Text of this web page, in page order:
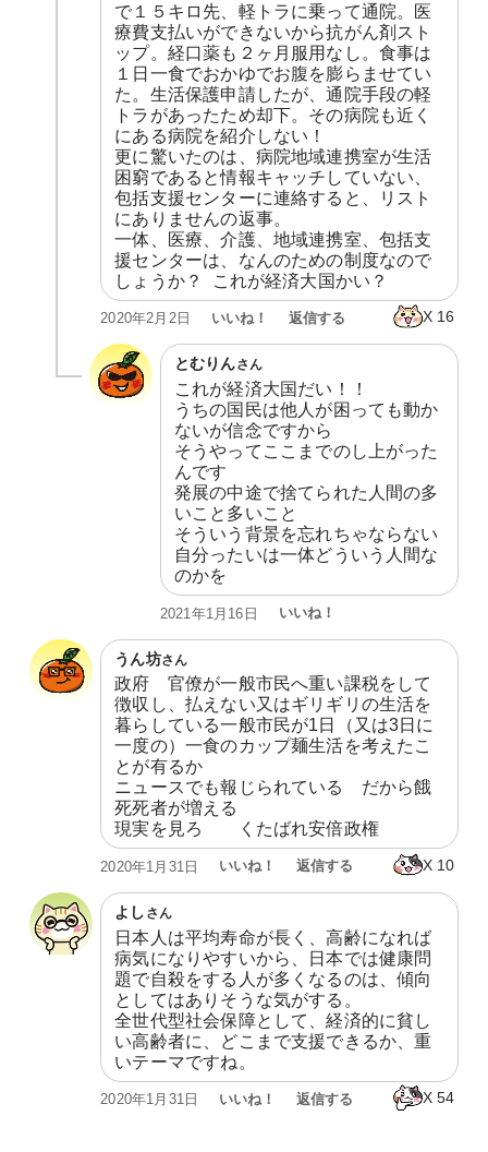
で１５キロ先、軽トラに乗って通院。医
療費支払いができないから抗がん剤スト
ップ。経口薬も２ヶ月服用なし。食事は
１日一食でおかゆでお腹を膨らませてい
た。生活保護申請したが、通院手段の軽
トラがあったため却下。その病院も近く
にある病院を紹介しない！
更に驚いたのは、病院地域連携室が生活
困窮であると情報キャッチしていない、
包括支援センターに連絡すると、リスト
にありませんの返事。
一体、医療、介護、地域連携室、包括支
援センターは、なんのための制度なので
しょうか？  これが経済大国かい？
X 16
2020年2月2日 いいね！ 返信する
とむりんさん
これが経済大国だい！！
うちの国民は他人が困っても動か
ないが信念ですから
そうやってここまでのし上がった
んです
発展の中途で捨てられた人間の多
いこと多いこと
そういう背景を忘れちゃならない
自分ったいは一体どういう人間な
のかを
2021年1月16日 いいね！
うん坊さん
政府　官僚が一般市民へ重い課税をして
徴収し、払えない又はギリギリの生活を
暮らしている一般市民が1日（又は3日に
一度の）一食のカップ麺生活を考えたこ
とが有るか
ニュースでも報じられている　だから餓
死死者が増える
現実を見ろ　　くたばれ安倍政権
X 10
2020年1月31日 いいね！ 返信する
よし さん
日本人は平均寿命が長く、高齢になれば
病気になりやすいから、日本では健康問
題で自殺をする人が多くなるのは、傾向
としてはありそうな気がする。
全世代型社会保障として、経済的に貧し
い高齢者に、どこまで支援できるか、重
いテーマですね。
X54
2020年1月31日 いいね！ 返信する